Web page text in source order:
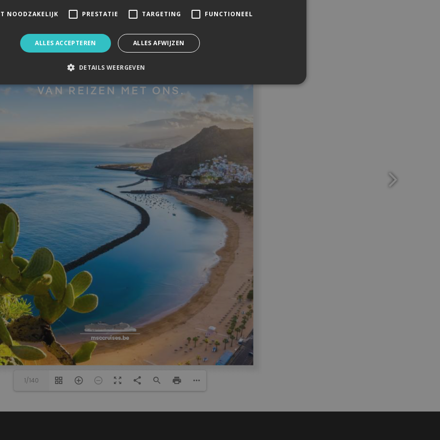
1/140
NOODZAKELIJK PRESTATIE TARGETING FUNCTIONEEL
ALLES ACCEPTEREN ALLES AFWIJZEN
DETAILS WEERGEVEN